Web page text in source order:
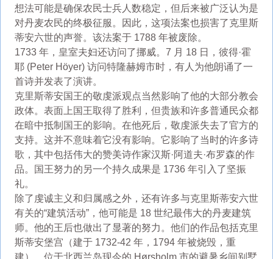
想法可能是确保农民士兵人数稳定，但后来被广泛认为是
对丹麦农民的终极征服。因此，这项法案也损害了克里斯
蒂安六世的声誉。该法案于 1788 年被废除。
1733 年，皇室夫妇还访问了挪威。7 月 18 日，彼得·霍
耶 (Peter Höyer) 访问特隆赫姆市时，有人为他朗诵了一
首诗并发表了演讲。
克里斯蒂安国王的敬虔派观点当然影响了他的大部分教会
政体。表面上国王取得了胜利，但贵族和许多普通民众都
在暗中抵制国王的影响。在他死后，敬虔派失去了官方的
支持。这并不意味着它没有影响。它影响了当时的许多诗
歌，其中包括伟大的赞美诗作家汉斯·阿道夫·布罗森的作
品。国王努力的另一个持久成果是 1736 年引入了坚振
礼。
除了虔诚主义和归属感之外，还有许多与克里斯蒂安六世
有关的“建筑活动”，他可能是 18 世纪最伟大的丹麦建筑
师。他的王后也做出了显著的努力。他们的作品包括克里
斯蒂安堡宫（建于 1732-42 年，1794 年被烧毁，重
建）、位于北西兰岛现今的 Hørsholm 市的避暑乡间别墅